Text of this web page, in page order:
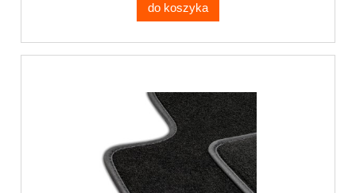
do koszyka